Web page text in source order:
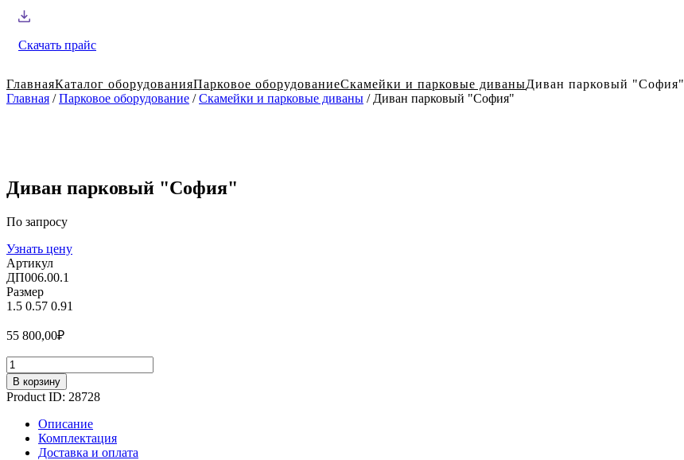
Скачать прайс
ГлавнаяКаталог оборудованияПарковое оборудованиеСкамейки и парковые диваныДиван парковый "Cофия"
Главная /Парковое оборудование /Скамейки и парковые диваны / Диван парковый "Cофия"
Диван парковый "Cофия"
По запросу
Узнать цену
Артикул
ДП006.00.1
Размер
1.5 0.57 0.91
55 800,00₽
Количество
В корзину
Product ID: 28728
Описание
Комплектация
Доставка и оплата